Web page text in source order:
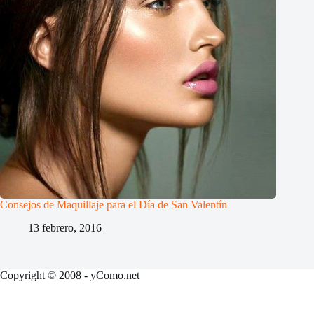
Consejos de Maquillaje para el Día de San Valentín
13 febrero, 2016
Copyright © 2008 - yComo.net